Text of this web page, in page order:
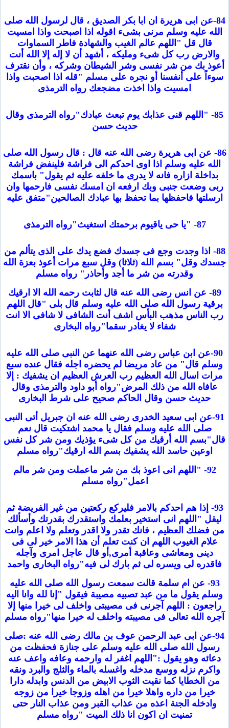
84-عن ابى هريرة ان ابا بكر الصديق ، قال لرسول الله صلى
الله عليه وسلم مرنى بشىء اقوله اذا اصبحت واذا امسيت
قال قل "اللهم عالم الغيب والشهادة فاطر السماوات
والارض رب كل شىء ومليكه ، أشهد أن لا إله إلا الله أنت
أعوذ بك من شر نفسى وشر الشيطان وشركه ، وأن نقترف
سوءاً على أنفسنا أو نجره على مسلم "قله اذا اصحبت واذا
امسيت واذا اخذت مضجعك رواه الترمذى
85- "اللهم قنى عذابك يوم تبعث عبادك"رواه الترمذى وقال
حديث حسن
86- عن ابى هريرة رضى الله عنه قال : قال رسول الله صلى
الله عليه وسلم اذا اوى احدكم الى فراشة فلينفض فراشة
بداخلة ازاره فانه لا يدرى ما خلفه عليه ثم يقول" باسمك
ربى وضعت جنبى وبك ارفعه ان امسك نفسى فارحمها وان
ارسلتها فاحفظها بما تحفظ بها عبادك الصالحين"متفق عليه
87- "يا حى ياقيوم برحمتك استغيث"رواه الترمذى
88- اذا وجدت وجع فى جسدك فضع يدك على الذى يتألم من
جسدك وقل" بسم الله (ثلاثا) وقل سبع مرات أعوذ بعزة الله
وقدرته من شر ما أجد وأحاذر" رواه مسلم
89- عن انس رضى الله عنه قال لثابت رحمه الله الا ارقيك
برقية رسول الله صلى الله عليه وسلم قال بلى "قال اللهم
رب الناس مذهب البأس اشف أنت الشافى لا شافى الا انت
شفاء لا يغادر سقما"رواه البخارى
90-عن ابن عباس رضى الله عنهما عن النبى صلى الله عليه
وسلم قال" من عاد مريضا لم يحضره اجله فقال عنده سبع
مرات اسال الله العظيم رب العرش العظيم ان يشفيك : إلا
عافاه الله من ذلك المرض"رواه أبو داود والترمذى وقال
حديث حسن وقال الحاكم صحيح على شرط البخارى
91-عن ابى سعيد الخدرى رضى الله عنه ان جبريل أتى النبى
صلى الله عليه وسلم فقال يا محمد اشتكيت قال نعم
قال"بسم الله أرقيك من كل شىء يؤذيك ومن شر كل نفس
اوعين حاسد الله يشفيك بسم الله ارقيك"رواه مسلم
92- "اللهم انى اعوذ بك من شر ماعملت ومن شر مالم
اعمل"رواه مسلم
93- إذا هم احدكم بالامر فليركع ركعتين من غير الفريضة ثم
ليقل "اللهم انى استخير بعلمك واستقدرك بقدرتك وأسألك
من فضلك العظيم ، فانك تقدر ولا اقدر وتعلم ولا اعلم وانت
علام الغيوب اللهم ان كنت تعلم أن هذا الامر خير لى فى
دينى ومعاشى وعاقبة أمرى,أو قال عاجل امرى وآجله
فاقدره لى ويسره لى ثم بارك لى فيه"رواه البخارى واحمد
93- عن ام سلمة قالت سمعت رسول الله صلى الله عليه
وسلم يقول ما من عبد تصبيه مصيبة فيقول "إنا لله وانا اليه
راجعون : اللهم آجرنى فى مصيبتى واخلف لى خيرا منها إلا
آجره الله تعالى فى مصيبته واخلف له خيرا منها"رواه مسلم
94-عن ابى عبد الرحمن عوف بن مالك رضى الله عنه :صلى
رسول الله صلى الله عليه وسلم على جنازة فحفظت من
دعائه وهو يقول :"اللهم اغفر له وارحمه وعافه واعف عنه
واكرم نزله ووسع مدخله واغسله بالماء والثلج والبرد ونقه
من الخطايا كما نقيت الثوب الابيض من الدنس وابدله دارا
خيرا من داره واهلا خيرا من اهله وزوجا خيرا من زوجه
وادخله الجنة اعذه من عذاب القبر ومن عذاب النار حتى
تمنيت ان اكون انا ذلك الميت "رواه مسلم